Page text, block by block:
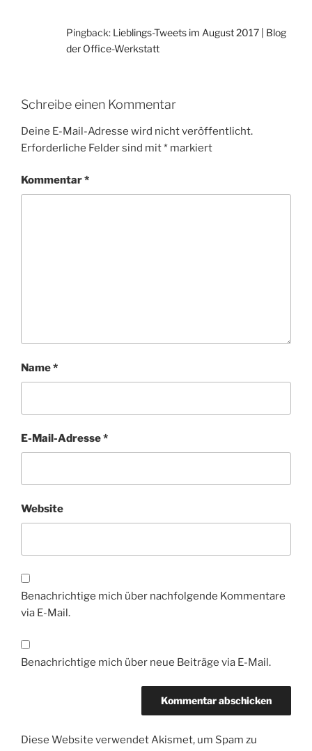
Pingback: Lieblings-Tweets im August 2017 | Blog
der Office-Werkstatt
Schreibe einen Kommentar
Deine E-Mail-Adresse wird nicht veröffentlicht.
Erforderliche Felder sind mit* markiert
Kommentar*
Name*
E-Mail-Adresse*
Website
Benachrichtige mich über nachfolgende Kommentare
via E-Mail.
Benachrichtige mich über neue Beiträge via E-Mail.
Diese Website verwendet Akismet, um Spam zu